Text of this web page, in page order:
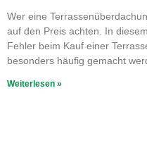
Wer eine
auf den Preis achten. In
Fehler beim Kauf einer
besonders häufig gemacht
Weiterlesen »